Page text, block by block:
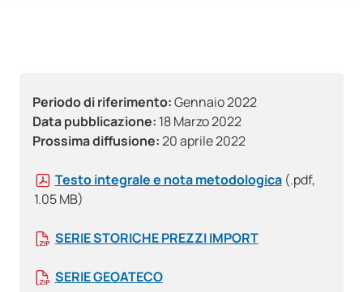
Periodo di riferimento:Gennaio 2022
Data pubblicazione: 18 Marzo 2022
Prossima diffusione:20 aprile 2022
Testo integrale e nota metodologica (.pdf,
1.05 MB)
SERIE STORICHE PREZZI IMPORT
SERIE GEOATECO